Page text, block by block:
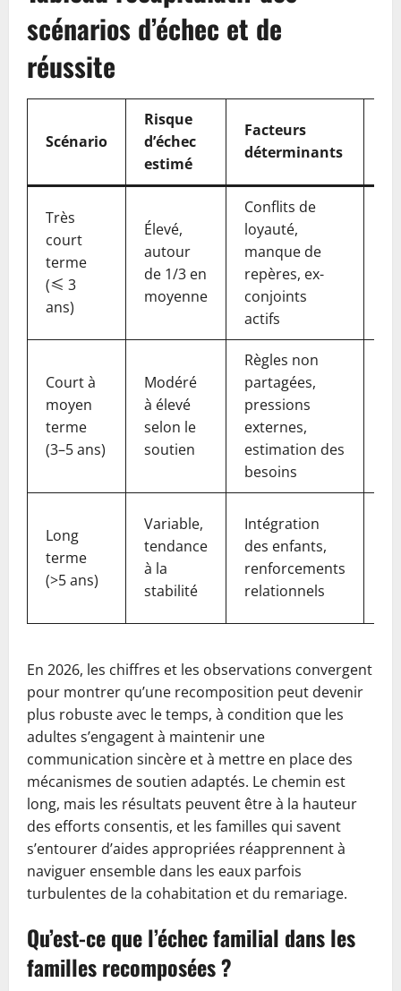
scénarios d’échec et de
réussite
Scénario
Risque
d’échec
estimé
Facteurs
déterminants
Très
court
terme
(≤ 3
ans)
Élevé,
autour
de 1/3 en
moyenne
Conflits de
loyauté,
manque de
repères, ex-
conjoints
actifs
Court à
moyen
terme
(3–5 ans)
Modéré
à élevé
selon le
soutien
Règles non
partagées,
pressions
externes,
estimation des
besoins
Long
terme
(>5 ans)
Variable,
tendance
à la
stabilité
Intégration
des enfants,
renforcements
relationnels
En 2026, les chiffres et les observations convergent
pour montrer qu’une recomposition peut devenir
plus robuste avec le temps, à condition que les
adultes s’engagent à maintenir une
communication sincère et à mettre en place des
mécanismes de soutien adaptés. Le chemin est
long, mais les résultats peuvent être à la hauteur
des efforts consentis, et les familles qui savent
s’entourer d’aides appropriées réapprennent à
naviguer ensemble dans les eaux parfois
turbulentes de la cohabitation et du remariage.
Qu’est-ce que l’échec familial dans les
familles recomposées ?